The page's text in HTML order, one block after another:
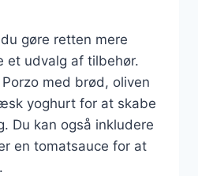
gøre retten mere
et udvalg af tilbehør.
med brød, oliven
yoghurt for at skabe
Du kan også inkludere
en tomatsauce for at